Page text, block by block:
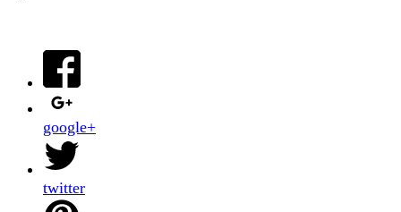
google+
twitter